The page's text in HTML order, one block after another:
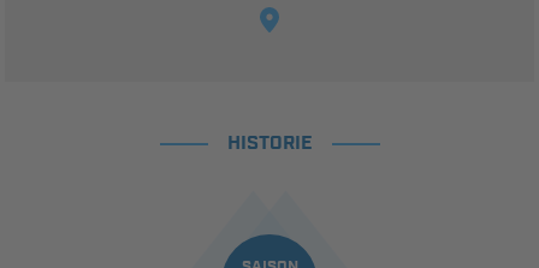
HISTORIE